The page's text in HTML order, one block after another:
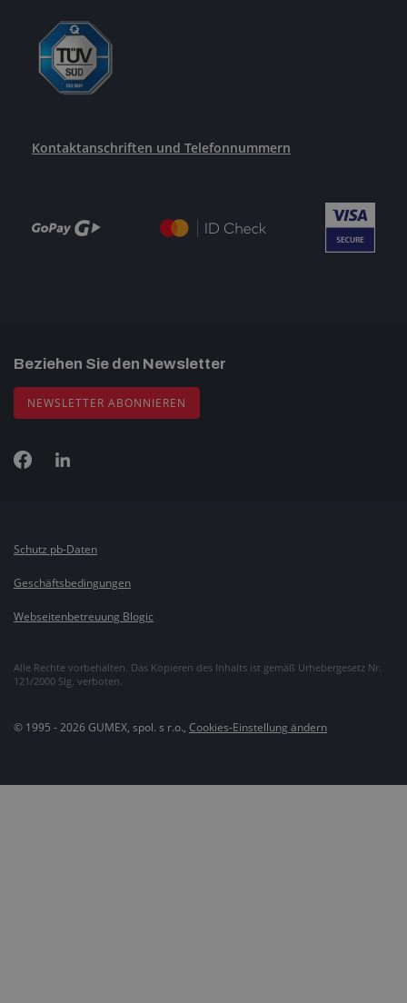
Kontaktanschriften und Telefonnummern
Beziehen Sie den Newsletter
NEWSLETTER ABONNIEREN
Alle Rechte vorbehalten. Das Kopieren des Inhalts ist gemäß Urhebergesetz Nr.
121/2000 Slg. verboten.
Schutz pb-Daten
Geschäftsbedingungen
Webseitenbetreuung Blogic
© 1995 - 2026 GUMEX, spol. s r.o., Cookies-Einstellung ändern